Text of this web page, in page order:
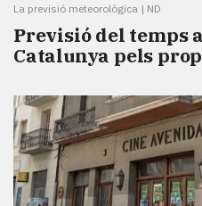
La previsió meteorològica | ND
Previsió del temps
Catalunya pels